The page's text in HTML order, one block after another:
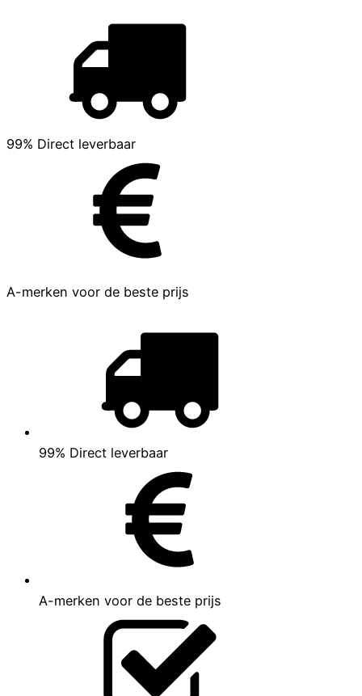
99% Direct leverbaar
A-merken voor de beste prijs
99% Direct leverbaar
A-merken voor de beste prijs